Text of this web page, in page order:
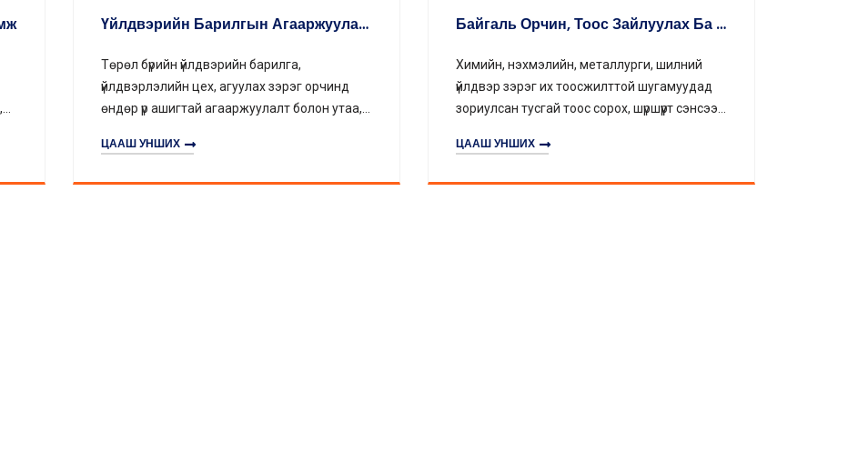
БАЙГУУЛАМЖ
утаа,
БАРИЛГЫН АГААРЖУУЛАЛТ
Химийн, нэхмэлийн, металлурги, шилний
үйлдвэр зэрэг их тоосжилттой шугамуудад
зориулсан тусгай тоос сорох, шүршүүрт сэнсээр
барьж, зайлуулан агаарын чанарыг
ЦААШ УНШИХ
БАЙГАЛЬ ОРЧИН, ТООС